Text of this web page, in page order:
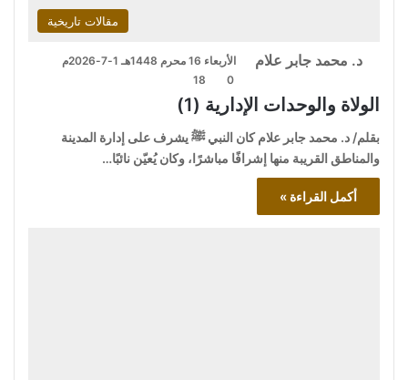
مقالات تاريخية
د. محمد جابر علام
الأربعاء 16 محرم 1448هـ 1-7-2026م
0
18
الولاة والوحدات الإدارية (1)
بقلم/ د. محمد جابر علام كان النبي ﷺ يشرف على إدارة المدينة
والمناطق القريبة منها إشرافًا مباشرًا، وكان يُعيّن نائبًا…
أكمل القراءة »